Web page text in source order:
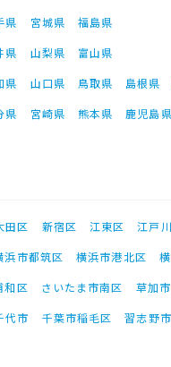
県 宮城県
福島県
県 山梨県
富山県
県 山口県 鳥取県 島根県
県 宮崎県 熊本県 鹿児島県
田区 新宿区 江東区 江戸
浜市都筑区 横浜市港北区
和区 さいたま市南区 草加市
代市 千葉市稲毛区 習志野市